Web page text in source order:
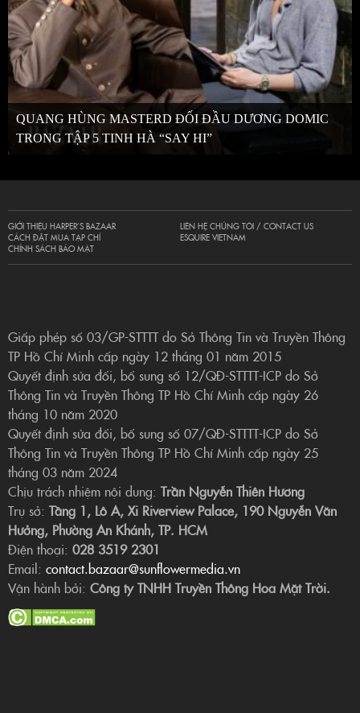
QUANG HÙNG MASTERD ĐỐI ĐẦU DƯƠNG DOMIC
TRONG TẬP 5 TINH HÀ “SAY HI”
GIỚI THIỆU HARPER’S BAZAAR
CÁCH ĐẶT MUA TẠP CHÍ
CHÍNH SÁCH BẢO MẬT
LIÊN HỆ CHÚNG TÔI / CONTACT US
ESQUIRE VIETNAM
Giấp phép số 03/GP-STTTT do Sở Thông Tin và Truyền Thông
TP Hồ Chí Minh cấp ngày 12 tháng 01 năm 2015
Quyết định sửa đổi, bổ sung số 12/QĐ-STTTT-ICP do Sở
Thông Tin và Truyền Thông TP Hồ Chí Minh cấp ngày 26
tháng 10 năm 2020
Quyết định sửa đổi, bổ sung số 07/QĐ-STTTT-ICP do Sở
Thông Tin và Truyền Thông TP Hồ Chí Minh cấp ngày 25
tháng 03 năm 2024
Chịu trách nhiệm nội dung: Trần Nguyễn Thiên Hương
Trụ sở: Tầng 1, Lô A, Xi Riverview Palace, 190 Nguyễn Văn
Hưởng, Phường An Khánh, TP. HCM
Điện thoại: 028 3519 2301
Email: contact.bazaar@sunflowermedia.vn
Vận hành bởi: Công ty TNHH Truyền Thông Hoa Mặt Trời.